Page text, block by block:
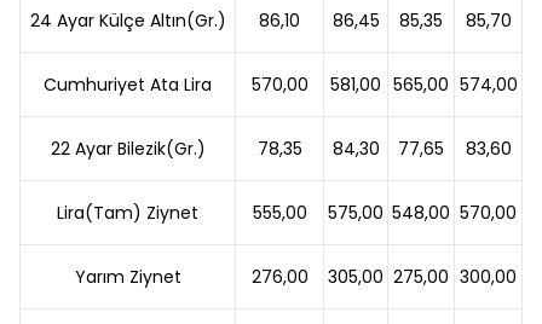
24 Ayar Külçe Altın(Gr.) 86,10 86,45 85,35 85,70
Cumhuriyet Ata Lira 570,00 581,00 565,00 574,00
22 Ayar Bilezik(Gr.) 78,35 84,30 77,65 83,60
Lira(Tam) Ziynet 555,00 575,00 548,00 570,00
Yarım Ziynet 276,00 305,00 275,00 300,00